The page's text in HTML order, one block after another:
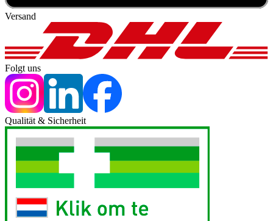
Versand
Folgt uns
Qualität & Sicherheit